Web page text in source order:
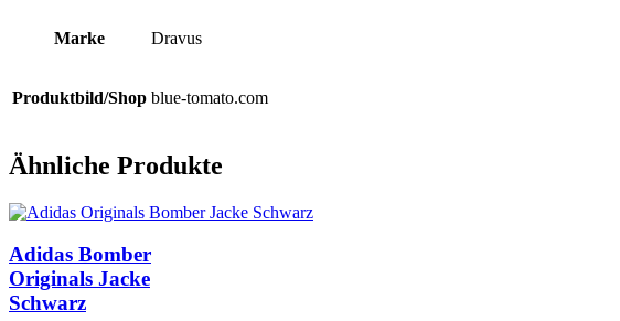
Marke Dravus
Produktbild/Shop blue-tomato.com
Ähnliche Produkte
Adidas Bomber
Originals Jacke
Schwarz